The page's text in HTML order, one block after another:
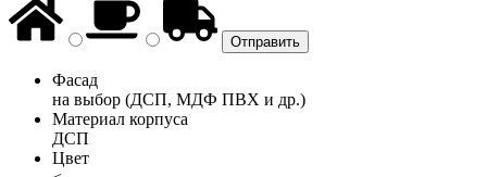
Фасад
на выбор (ДСП, МДФ ПВХ и др.)
Материал корпуса
ДСП
Цвет